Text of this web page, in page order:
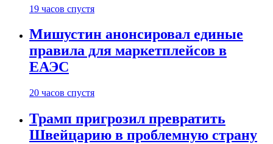
19 часов спустя
Мишустин анонсировал единые
правила для маркетплейсов в
ЕАЭС
20 часов спустя
Трамп пригрозил превратить
Швейцарию в проблемную страну